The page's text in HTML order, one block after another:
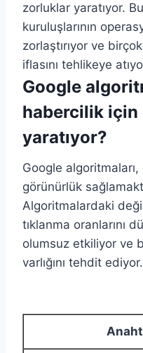
zorluklar yaratıyor.
kuruluşlarının
zorlaştırıyor ve
iflasını tehlikeye
Google
habercilik
yaratıyor?
Google algoritmaları,
görünürlük
Algoritmalardaki
tıklanma oranlarını
olumsuz etkiliyor ve
varlığını tehdit ediyor.